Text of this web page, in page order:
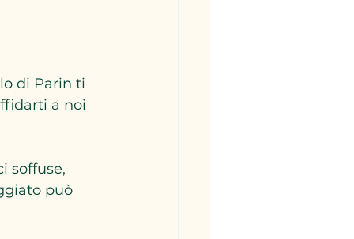
di Parin ti
a noi
soffuse,
può